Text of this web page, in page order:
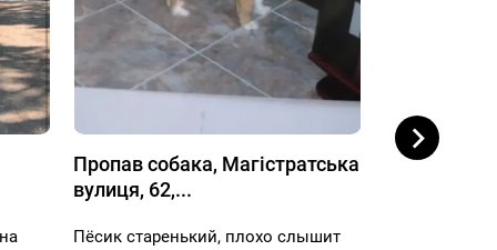
Пропав собака, Магістратська
вулиця, 62,...
Пёсик старенький, плохо слышит
Пропав